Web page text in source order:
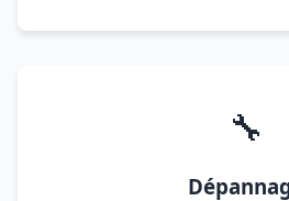
🔧